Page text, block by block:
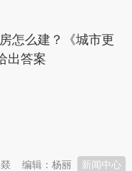
怎么建？《城市更
出答案
新闻中心
编辑：杨丽